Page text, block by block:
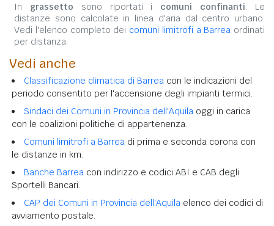
In grassetto sono riportati i comuni confinanti. Le
distanze sono calcolate in linea d'aria dal centro urbano.
Vedi l'elenco completo dei comuni limitrofi a Barrea ordinati
per distanza.
Vedi anche
Classificazione climatica di Barrea con le indicazioni del
periodo consentito per l'accensione degli impianti termici.
Sindaci dei Comuni in Provincia dell'Aquila oggi in carica
con le coalizioni politiche di appartenenza.
Comuni limitrofi a Barrea di prima e seconda corona con
le distanze in km.
Banche Barrea con indirizzo e codici ABI e CAB degli
Sportelli Bancari.
CAP dei Comuni in Provincia dell'Aquila elenco dei codici di
avviamento postale.